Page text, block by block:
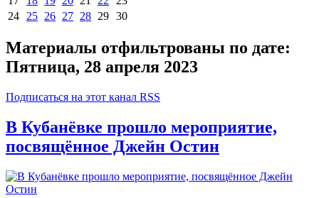
24
25 26 27 28 29 30
Материалы отфильтрованы по дате:
Пятница, 28 апреля 2023
Подписаться на этот канал RSS
В Кубанёвке прошло мероприятие,
посвящённое Джейн Остин